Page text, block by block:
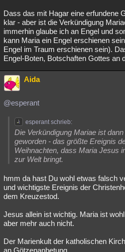
Dass das mit Hagar eine erfundene
klar - aber ist die Verkündigung
immerhin glaube ich an Engel und
kann Maria ein Engel erschienen
Engel im Traum erschienen sein).
Engel-Boten, Botschaften Gottes an
Aida
@esperant
esperant schrieb:
Die Verkündigung Mariae ist
geworden - das größte Ereignis
Weihnachten, dass Maria Jesus
zur Welt bringt.
hmm da hast Du wohl etwas falsch
und wichtigste Ereignis der
dem Kreuzestod.
Jesus allein ist wichtig. Maria ist
aber mehr auch nicht.
Der Marienkult der katholischen
an Götzenanbetung.